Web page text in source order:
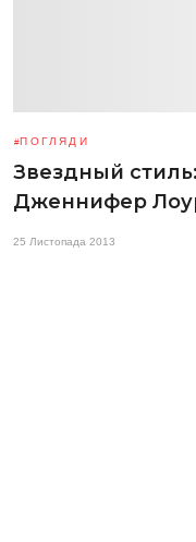
ПОГЛЯДИ
Звездный
Дженнифер
25 Листопада 2013